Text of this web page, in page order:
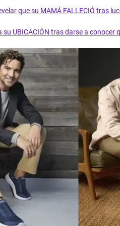
que su MAMÁ FALLECIÓ tras
su UBICACIÓN tras darse a conocer